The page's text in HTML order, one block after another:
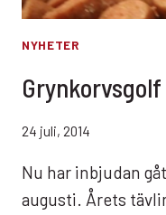
NYHETER
24 juli, 2014
Nu har inbjudan
augusti. Årets